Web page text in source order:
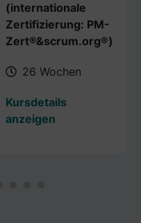
(internationale
Zertifizierung: PM-
Zert®&scrum.org®)
26 Wochen
Kursdetails
anzeigen